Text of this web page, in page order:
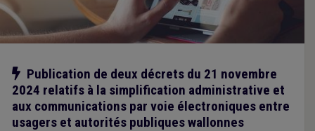
Notre action
Publication de deux décrets du 21 novembre
2024 relatifs à la simplification administrative et
aux communications par voie électroniques entre
usagers et autorités publiques wallonnes